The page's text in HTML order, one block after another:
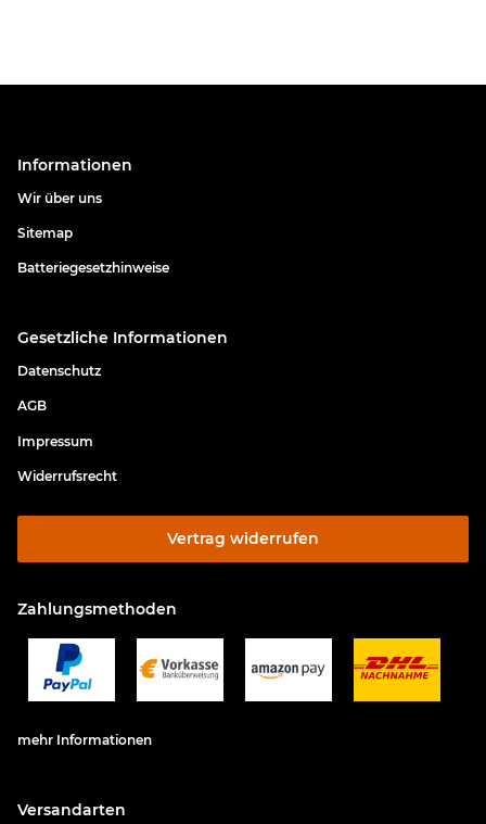
Informationen
Wir über uns
Sitemap
Batteriegesetzhinweise
Gesetzliche Informationen
Datenschutz
AGB
Impressum
Widerrufsrecht
Vertrag widerrufen
Zahlungsmethoden
mehr Informationen
Versandarten